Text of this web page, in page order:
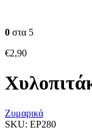
0 στα 5
€2,90
Ζυμαρικά
SKU: EP280